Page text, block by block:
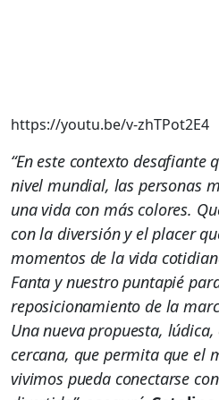
https://youtu.be/v-zhTPot2E4
“En este contexto desafiante
nivel mundial, las personas
una vida con más colores.
con la diversión y el placer
momentos de la vida
Fanta y nuestro puntapié
reposicionamiento de la
Una nueva propuesta,
cercana, que permita que el
vivimos pueda conectarse